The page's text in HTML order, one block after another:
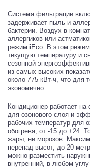
Система фильтрации
задерживает пыль и
бактерии. Воздух в
аллергиков или
режим iEco. В этом
текущую температуру и
сезонной
из самых высоких
около 775 кВт·ч, что для
экономично.
Кондиционер работает
для озонового слоя и
рабочих температур для
обогрева, от -15 до +24.
жары, ни морозов.
перепад высот, до 20
можно разместить
внутренний, в любом углу